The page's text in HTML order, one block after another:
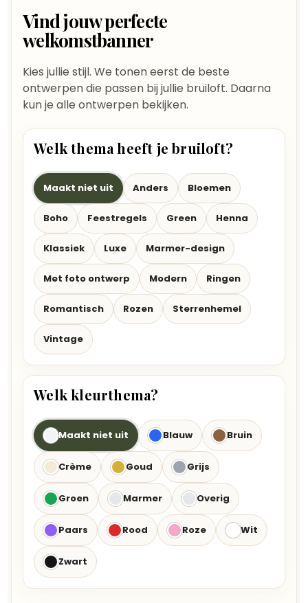
Vind jouw perfecte
welkomstbanner
Kies jullie stijl. We tonen eerst de beste
ontwerpen die passen bij jullie bruiloft. Daarna
kun je alle ontwerpen bekijken.
Welk thema heeft je bruiloft?
Maakt niet uit Anders Bloemen
Boho Feestregels Green Henna
Klassiek Luxe Marmer-design
Met foto ontwerp Modern Ringen
Romantisch Rozen Sterrenhemel
Vintage
Welk kleurthema?
Maakt niet uit Blauw Bruin
Crème Goud Grijs
Groen Marmer Overig
Paars Rood Roze Wit
Zwart